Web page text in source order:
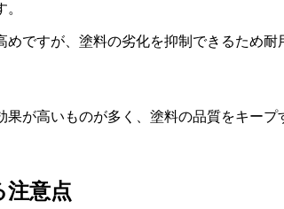
ですが、塗料の劣化を抑制できるため耐
が高いものが多く、塗料の品質をキープ
注意点